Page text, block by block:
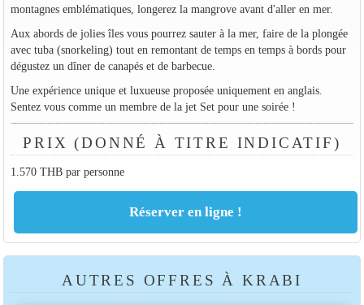
montagnes emblématiques, longerez la mangrove avant d'aller en mer.
Aux abords de jolies îles vous pourrez sauter à la mer, faire de la plongée
avec tuba (snorkeling) tout en remontant de temps en temps à bords pour
dégustez un dîner de canapés et de barbecue.
Une expérience unique et luxueuse proposée uniquement en anglais.
Sentez vous comme un membre de la jet Set pour une soirée !
PRIX (DONNÉ À TITRE INDICATIF)
1.570 THB par personne
AUTRES OFFRES À KRABI